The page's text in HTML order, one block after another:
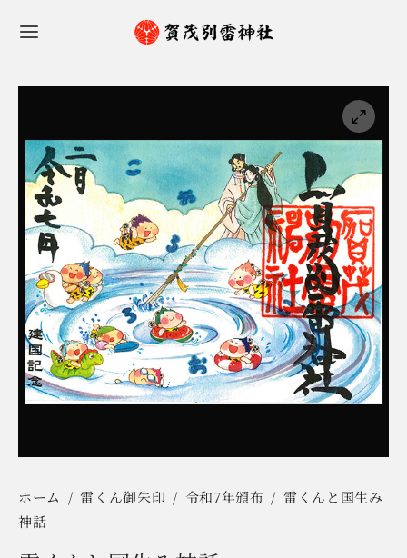
ホーム / 雷くん御朱印 / 令和7年頒布 / 雷くんと国生み
神話